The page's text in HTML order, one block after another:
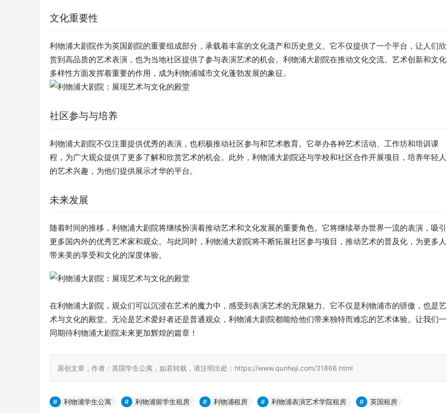
文化重要性
利物浦大剧院作为英国剧院的重要组成部分，承载着丰富的文化遗产和历史意义。它不仅提供了一个平台，让人们欣
赏到高品质的艺术表演，也为当地社区提供了参与表演艺术的机会。利物浦大剧院在推动文化交流、艺术创新和文化
多样性方面发挥着重要的作用，成为利物浦城市文化蓬勃发展的象征。
社区参与与培养
利物浦大剧院不仅注重提供优秀的表演，也积极推动社区参与和艺术教育。它举办各种艺术活动、工作坊和培训课
程，为广大观众提供了更多了解和欣赏艺术的机会。此外，利物浦大剧院还与学校和社区合作开展项目，培养年轻人
的艺术兴趣，为他们提供展示才华的平台。
未来发展
随着时间的推移，利物浦大剧院将继续扮演着推动艺术和文化发展的重要角色。它将继续举办世界一流的表演，吸引
更多国内外的优秀艺术家和观众。与此同时，利物浦大剧院将不断拓展社区参与项目，推动艺术的普及化，为更多人
带来美的享受和文化的深度体验。
在利物浦大剧院，观众们可以沉浸在艺术的魔力中，感受到表演艺术的无限魅力。它不仅是利物浦市的骄傲，也是艺
术与文化的殿堂。无论是艺术爱好者还是普通观众，利物浦大剧院都能给他们带来独特而难忘的艺术体验。让我们一
同期待利物浦大剧院未来更加辉煌的篇章！
原创文章，作者：英国学生公寓，如若转载，请注明出处：https://www.qunheji.com/31866.html
利物浦学生公寓 利物浦留学生租房 利物浦租房 利物浦表演艺术学院租房 英国租房